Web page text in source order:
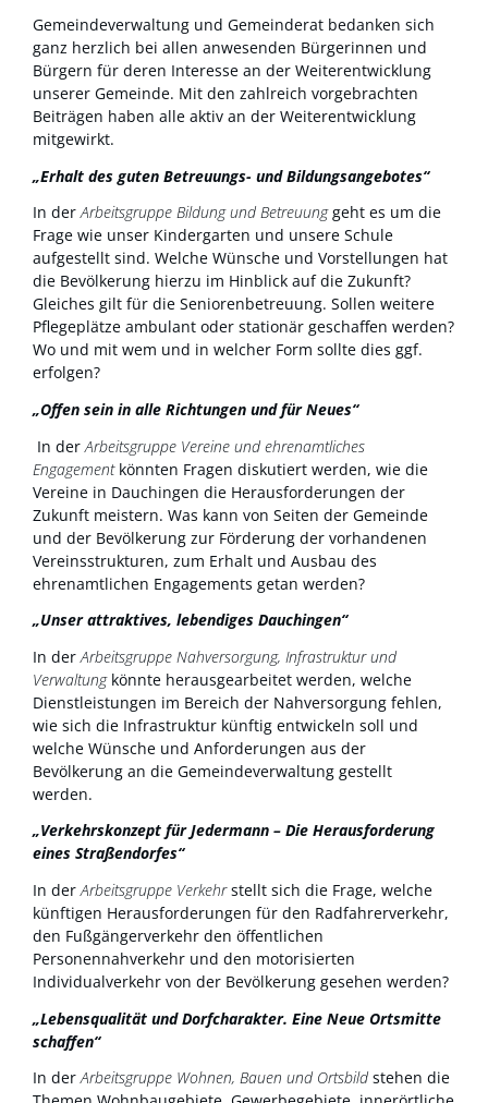
Gemeindeverwaltung und Gemeinderat bedanken sich
ganz herzlich bei allen anwesenden Bürgerinnen und
Bürgern für deren Interesse an der Weiterentwicklung
unserer Gemeinde. Mit den zahlreich vorgebrachten
Beiträgen haben alle aktiv an der Weiterentwicklung
mitgewirkt.
„Erhalt des guten Betreuungs- und Bildungsangebotes“
In derArbeitsgruppe Bildung und Betreuunggeht es um die
Frage wie unser Kindergarten und unsere Schule
aufgestellt sind. Welche Wünsche und Vorstellungen hat
die Bevölkerung hierzu im Hinblick auf die Zukunft?
Gleiches gilt für die Seniorenbetreuung. Sollen weitere
Pflegeplätze ambulant oder stationär geschaffen werden?
Wo und mit wem und in welcher Form sollte dies ggf.
erfolgen?
„Offen sein in alle Richtungen und für Neues“
In der Arbeitsgruppe Vereine und ehrenamtliches
Engagementkönnten Fragen diskutiert werden, wie die
Vereine in Dauchingen die Herausforderungen der
Zukunft meistern. Was kann von Seiten der Gemeinde
und der Bevölkerung zur Förderung der vorhandenen
Vereinsstrukturen, zum Erhalt und Ausbau des
ehrenamtlichen Engagements getan werden?
„Unser attraktives, lebendiges Dauchingen“
In der Arbeitsgruppe Nahversorgung, Infrastruktur und
Verwaltungkönnte herausgearbeitet werden, welche
Dienstleistungen im Bereich der Nahversorgung fehlen,
wie sich die Infrastruktur künftig entwickeln soll und
welche Wünsche und Anforderungen aus der
Bevölkerung an die Gemeindeverwaltung gestellt
werden.
„Verkehrskonzept für Jedermann – Die Herausforderung
eines Straßendorfes“
In derArbeitsgruppe Verkehrstellt sich die Frage, welche
künftigen Herausforderungen für den Radfahrerverkehr,
den Fußgängerverkehr den öffentlichen
Personennahverkehr und den motorisierten
Individualverkehr von der Bevölkerung gesehen werden?
„Lebensqualität und Dorfcharakter. Eine Neue Ortsmitte
schaffen“
In derArbeitsgruppe Wohnen, Bauen und Ortsbildstehen die